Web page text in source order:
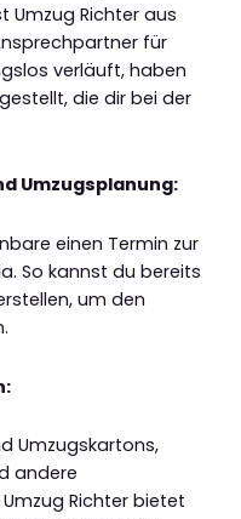
Umzug Richter aus
für
verläuft, haben
die dir bei der
Umzugsplanung:
einen Termin zur
So kannst du bereits
um den
Umzugskartons,
andere
Richter bietet